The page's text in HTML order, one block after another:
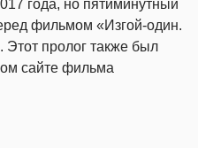
года, но пятиминутный
фильмом «Изгой-один.
пролог также был
сайте фильма